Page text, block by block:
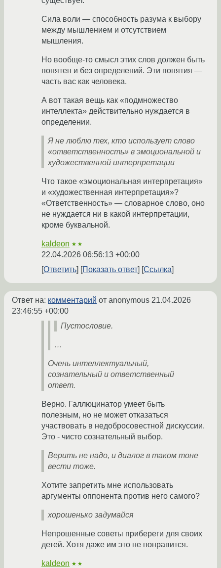
Сила воли — способность разума к выбору
между мышлением и отсутствием
мышления.
Но вообще-то смысл этих слов должен быть
понятен и без определений. Эти понятия —
часть вас как человека.
А вот такая вещь как «подмножество
интеллекта» действительно нуждается в
определении.
Я не люблю тех, кто использует слово
«ответственность» в эмоциональной и
художественной интерпретации
Что такое «эмоциональная интерпретация»
и «художественная интерпретация»?
«Ответственность» — словарное слово, оно
не нуждается ни в какой интерпретации,
кроме буквальной.
kaldeon ★★
22.04.2026 06:56:13 +00:00
Ответить
Показать ответ Ссылка
Ответ на: комментарий от anonymous 21.04.2026
23:46:55 +00:00
Пустословие.
…
Очень интеллектуальный,
сознательный и ответственный
ответ.
Верно. Галлюцинатор умеет быть
полезным, но не может отказаться
участвовать в недобросовестной дискуссии.
Это - чисто сознательный выбор.
Верить не надо, и диалог в таком тоне
вести тоже.
Хотите запретить мне использовать
аргументы оппонента против него самого?
хорошенько задумайся
Непрошенные советы прибереги для своих
детей. Хотя даже им это не понравится.
kaldeon ★★